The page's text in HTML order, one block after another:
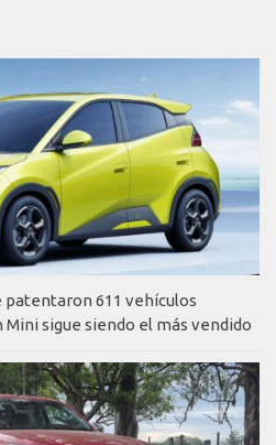
patentaron 611 vehículos
sigue siendo el más vendido